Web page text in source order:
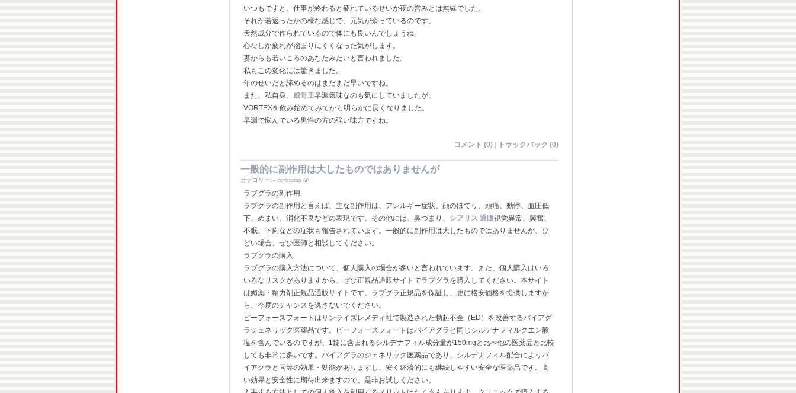
いつもですと、仕事が終わると疲れているせいか夜の営みとは無縁でした。
それが若返ったかの様な感じで、元気が余っているのです。
天然成分で作られているので体にも良いんでしょうね。
心なしか疲れが溜まりにくくなった気がします。
妻からも若いころのあなたみたいと言われました。
私もこの変化には驚きました。
年のせいだと諦めるのはまだまだ早いですね。
また、私自身、 威哥王早漏気味なのも気にしていましたが、
VORTEXを飲み始めてみてから明らかに長くなりました。
早漏で悩んでいる男性の方の強い味方ですね。
コメント (0) | トラックバック (0)
一般的に副作用は大したものではありませんが
カテゴリー: - cxvbxcnm @
ラブグラの副作用
ラブグラの副作用と言えば、主な副作用は、アレルギー症状、顔のほてり、頭痛、動悸、血圧低
下、めまい、消化不良などの表現です。その他には、鼻づまり、 シアリス 通販視覚異常、興奮、
不眠、下痢などの症状も報告されています。一般的に副作用は大したものではありませんが、ひ
どい場合、ぜひ医師と相談してください。
ラブグラの購入
ラブグラの購入方法について、個人購入の場合が多いと言われています。また、個人購入はいろ
いろなリスクがありますから、ぜひ正規品通販サイトでラブグラを購入してください。本サイト
は媚薬・精力剤正規品通販サイトです。ラブグラ正規品を保証し、更に格安価格を提供しますか
ら、今度のチャンスを逃さないでください。
ピーフォースフォートはサンライズレメディ社で製造された勃起不全（ED）を改善するバイアグ
ラジェネリック医薬品です。ピーフォースフォートはバイアグラと同じシルデナフィルクエン酸
塩を含んでいるのですが、1錠に含まれるシルデナフィル成分量が150mgと比べ他の医薬品と比較
しても非常に多いです。バイアグラのジェネリック医薬品であり、シルデナフィル配合によりバ
イアグラと同等の効果・効能がありますし、安く経済的にも継続しやすい安全な医薬品です。高
い効果と安全性に期待出来ますので、是非お試しください。